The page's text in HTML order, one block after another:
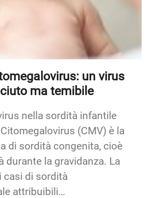
un virus
ma temibile
nella sordità infantile
Citomegalovirus (CMV) è la
di sordità congenita, cioè
durante la gravidanza. La
casi di sordità
attribuibili…